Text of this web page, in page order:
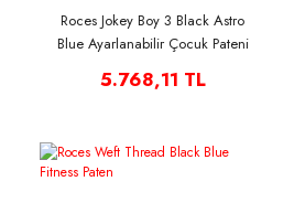
Roces Jokey Boy 3 Black Astro
Blue Ayarlanabilir Çocuk Pateni
5.768,11 TL